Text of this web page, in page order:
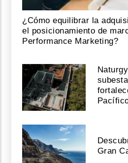
¿Cómo equilibrar la
el posicionamiento de
Performance Marketing?
Gran